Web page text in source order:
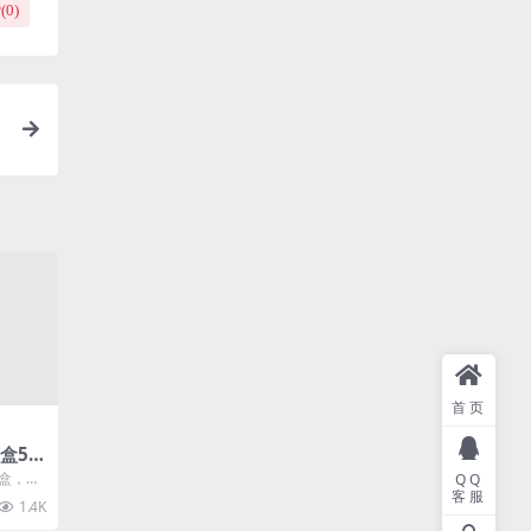
0)
5.0
，相
盒
1.4K
首页
QQ
客服